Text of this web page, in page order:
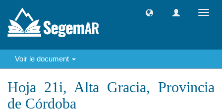
Voir le document
Hoja 21i, Alta Gracia, Provincia
de Córdoba